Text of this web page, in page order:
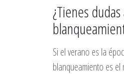
¿Tienes
Si el verano es la
blanqueamiento es